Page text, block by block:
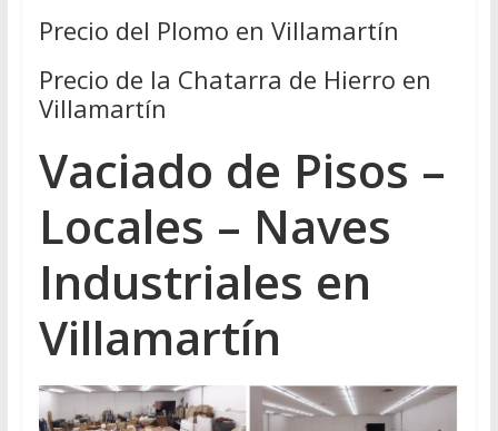
Precio del Plomo en Villamartín
Precio de la Chatarra de Hierro en
Villamartín
Vaciado de Pisos –
Locales – Naves
Industriales en
Villamartín